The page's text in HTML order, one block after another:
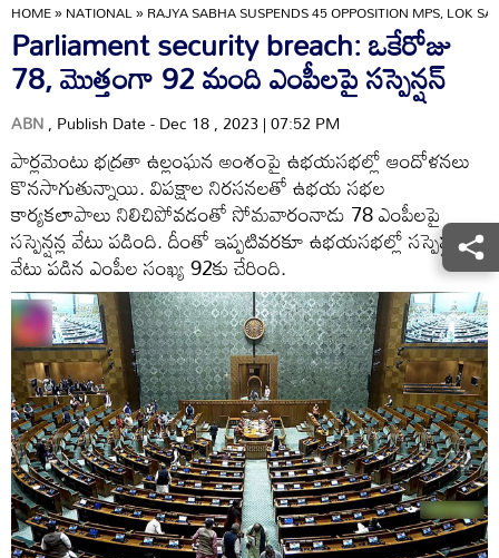
HOME»NATIONAL»RAJYA SABHA SUSPENDS 45 OPPOSITION MPS, LOK
Parliament security breach: ఒకేరోజు
78, మొత్తంగా 92 మంది ఎంపీలపై సస్పెన్షన్
ABN, Publish Date - Dec 18 , 2023 | 07:52 PM
పార్లమెంటు భద్రతా ఉల్లంఘన అంశంపై ఉభయసభల్లో ఆందోళనలు
కొనసాగుతున్నాయి. విపక్షాల నిరసనలతో ఉభయ సభల
కార్యకలాపాలు నిలిచిపోవడంతో సోమవారంనాడు 78 ఎంపీలపై
సస్పెన్షన్ల వేటు పడింది. దీంతో ఇప్పటివరకూ ఉభయసభల్లో సస్పెన్షన్
వేటు పడిన ఎంపీల సంఖ్య 92కు చేరింది.